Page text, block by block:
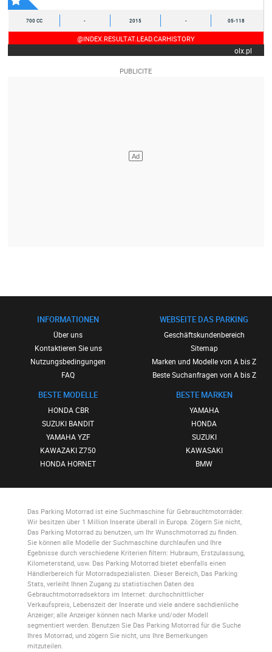
700 CC - 2015 - 05-118
@INDEX.RESULTAT.LEAD.CARHISTORY
olx.pl
INFORMATIONEN
Über uns
Kontaktieren Sie uns
Nutzungsbedingungen
FAQ
BESTE MODELLE
HONDA CBR
SUZUKI BANDIT
YAMAHA YZF
KAWAZAKI Z750
HONDA HORNET
WEBSEITE DAS PARKING
Geschäftskundenbereich
Sitemap
Marken und Modelle von A bis Z
Beste Suchanfragen von A bis Z
BESTE MARKEN
YAMAHA
HONDA
SUZUKI
KAWASAKI
BMW
Das Parking Motorradist eine Suchmaschine für Gebrauchtmotorräder.
Wir besitzen über 1 Million Inserate überall in Europa. Zögern Sie nicht,
Das Parking Motorradzu benutzen, um Ihr Wunschmotorrad zu finden.
Sie können alle Modelle der Suchmaschine durchlaufen und Ihre
Egebnisse durch verschiedene Kriterien filtern: Hubraum, Erstzulassung,
Kilometerstand, usw. Das Parking Motorradbietet ebenfalls einen
Händlerbereich für Motorradspezialisten. Dieser Bereich, Das Parking
Stats, verleiht Ihnen Zugang zu statistischen Daten des
Gebrauchtmotorradsektors im Internet: durchschnittlicher
Verkaufspreis, Lebenszeit der Inserate und viele andere sachdienliche
Anzeiger; alle Anzeiger können nach Marke und/oder Modell
segmentiert werden. Benutzen Sie Das Parking Motorradfür die Suche
Ihres Motorrad, und zögern Sie nicht, uns Ihre Bemerkungen
mitzuteilen.